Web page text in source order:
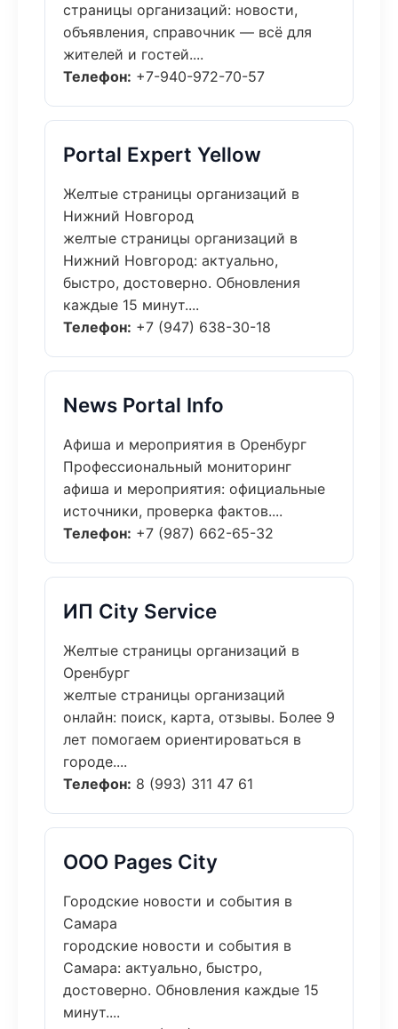
страницы организаций: новости,
объявления, справочник — всё для
жителей и гостей....
Телефон: +7-940-972-70-57
Portal Expert Yellow
Желтые страницы организаций в
Нижний Новгород
желтые страницы организаций в
Нижний Новгород: актуально,
быстро, достоверно. Обновления
каждые 15 минут....
Телефон: +7 (947) 638-30-18
News Portal Info
Афиша и мероприятия в Оренбург
Профессиональный мониторинг
афиша и мероприятия: официальные
источники, проверка фактов....
Телефон: +7 (987) 662-65-32
ИП City Service
Желтые страницы организаций в
Оренбург
желтые страницы организаций
онлайн: поиск, карта, отзывы. Более 9
лет помогаем ориентироваться в
городе....
Телефон: 8 (993) 311 47 61
ООО Pages City
Городские новости и события в
Самара
городские новости и события в
Самара: актуально, быстро,
достоверно. Обновления каждые 15
минут....